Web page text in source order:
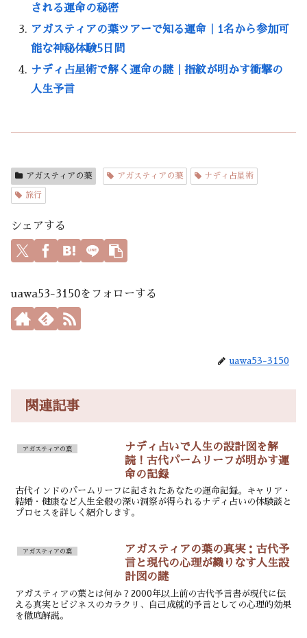
される運命の秘密
アガスティアの葉ツアーで知る運命｜1名から参加可
能な神秘体験5日間
ナディ占星術で解く運命の謎｜指紋が明かす衝撃の
人生予言
アガスティアの葉 アガスティアの葉 ナディ占星術
旅行
シェアする
uawa53-3150をフォローする
uawa53-3150
関連記事
アガスティアの葉
ナディ占いで人生の設計図を解
読！古代パームリーフが明かす運
命の記録
古代インドのパームリーフに記されたあなたの運命記録。キャリア・
結婚・健康など人生全般の深い洞察が得られるナディ占いの体験談と
プロセスを詳しく紹介します。
アガスティアの葉
アガスティアの葉の真実：古代予
言と現代の心理が織りなす人生設
計図の謎
アガスティアの葉とは何か？2000年以上前の古代予言書が現代に伝
える真実とビジネスのカラクリ、自己成就的予言としての心理的効果
を徹底解説。